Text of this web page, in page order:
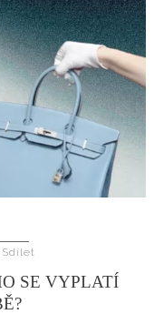
Sdílet
SE VYPLATÍ